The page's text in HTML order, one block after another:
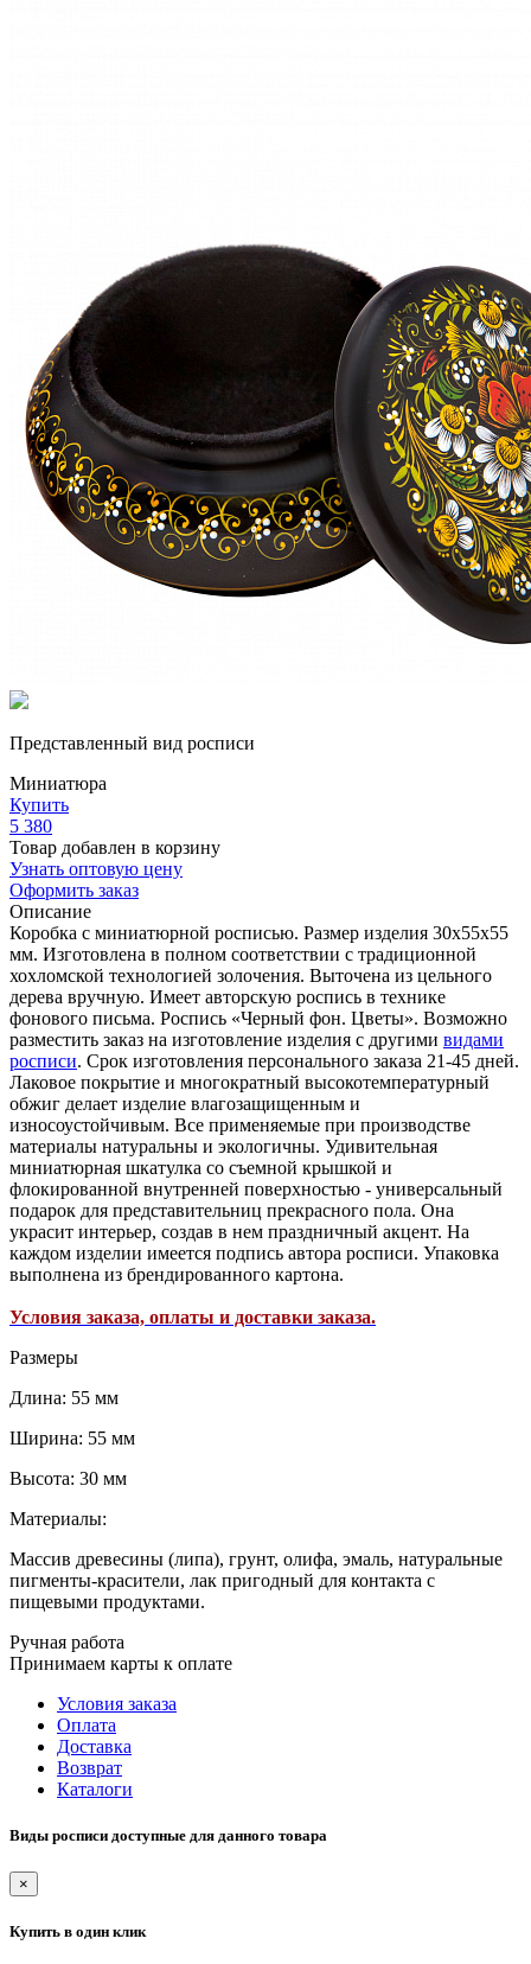
Представленный вид росписи
Миниатюра
Купить
5 380
Товар добавлен в корзину
Узнать оптовую цену
Оформить заказ
Описание
Коробка с миниатюрной росписью. Размер изделия 30х55х55
мм. Изготовлена в полном соответствии с традиционной
хохломской технологией золочения. Выточена из цельного
дерева вручную. Имеет авторскую роспись в технике
фонового письма. Роспись «Черный фон. Цветы». Возможно
разместить заказ на изготовление изделия с другими видами
росписи. Срок изготовления персонального заказа 21-45 дней.
Лаковое покрытие и многократный высокотемпературный
обжиг делает изделие влагозащищенным и
износоустойчивым. Все применяемые при производстве
материалы натуральны и экологичны. Удивительная
миниатюрная шкатулка со съемной крышкой и
флокированной внутренней поверхностью - универсальный
подарок для представительниц прекрасного пола. Она
украсит интерьер, создав в нем праздничный акцент. На
каждом изделии имеется подпись автора росписи. Упаковка
выполнена из брендированного картона.
Условия заказа, оплаты и доставки заказа.
Размеры
Длина: 55 мм
Ширина: 55 мм
Высота: 30 мм
Материалы:
Массив древесины (липа), грунт, олифа, эмаль, натуральные
пигменты-красители, лак пригодный для контакта с
пищевыми продуктами.
Ручная работа
Принимаем карты к оплате
Условия заказа
Оплата
Доставка
Возврат
Каталоги
Виды росписи доступные для данного товара
×
Купить в один клик